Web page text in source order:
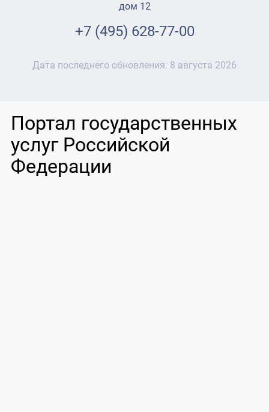
дом 12
+7 (495) 628-77-00
Дата последнего обновления: 8 августа 2026
Портал государственных
услуг Российской
Федерации